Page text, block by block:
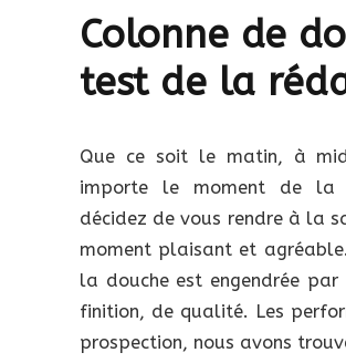
Colonne de
test de la
Que ce soit le matin, à
importe le moment de la
décidez de vous rendre à la
moment plaisant et
la douche est engendrée
finition, de qualité. Les
prospection, nous avons